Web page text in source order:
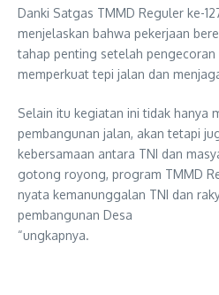
Danki Satgas TMMD Reguler ke-
menjelaskan bahwa pekerjaan
tahap penting setelah
memperkuat tepi jalan dan
Selain itu kegiatan ini tidak hanya
pembangunan jalan, akan tetapi
kebersamaan antara TNI dan
gotong royong, program TMMD
nyata kemanunggalan TNI dan
pembangunan Desa
“ungkapnya.